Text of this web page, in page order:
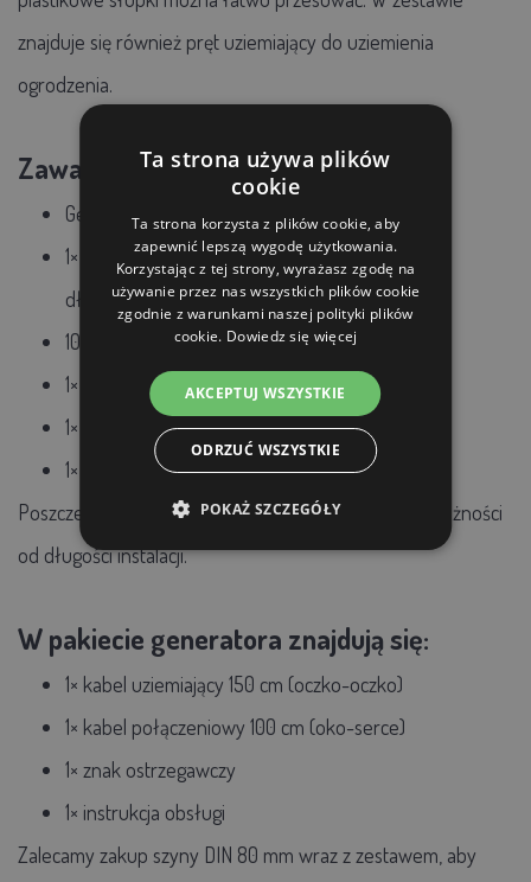
znajduje się również pręt uziemiający do uziemienia
ogrodzenia.
Zawartość opakowania:
Generator Fencee Mini M06
1× drut ø 2,5 mm, stal nierdzewna 3 × 0,20 mm -
długość 100 m
10× słupek 74 cm (nad ziemią 56 cm), 7× oczko
1× okrągły pręt uziemiający 75 cm
1× środek odstraszający zapach wydry - 250 ml
1× BIO10-S nośnik zapachu - 20 szt.
Poszczególne elementy można łatwo zamówić w zależności
od długości instalacji.
W pakiecie generatora znajdują się:
1× kabel uziemiający 150 cm (oczko-oczko)
1× kabel połączeniowy 100 cm (oko-serce)
1× znak ostrzegawczy
1× instrukcja obsługi
Zalecamy zakup szyny DIN 80 mm wraz z zestawem, aby
Ta strona używa plików
cookie
Ta strona korzysta z plików cookie, aby
zapewnić lepszą wygodę użytkowania.
Korzystając z tej strony, wyrażasz zgodę na
używanie przez nas wszystkich plików cookie
zgodnie z warunkami naszej polityki plików
cookie. Dowiedz się więcej
AKCEPTUJ WSZYSTKIE
ODRZUĆ WSZYSTKIE
POKAŻ SZCZEGÓŁY